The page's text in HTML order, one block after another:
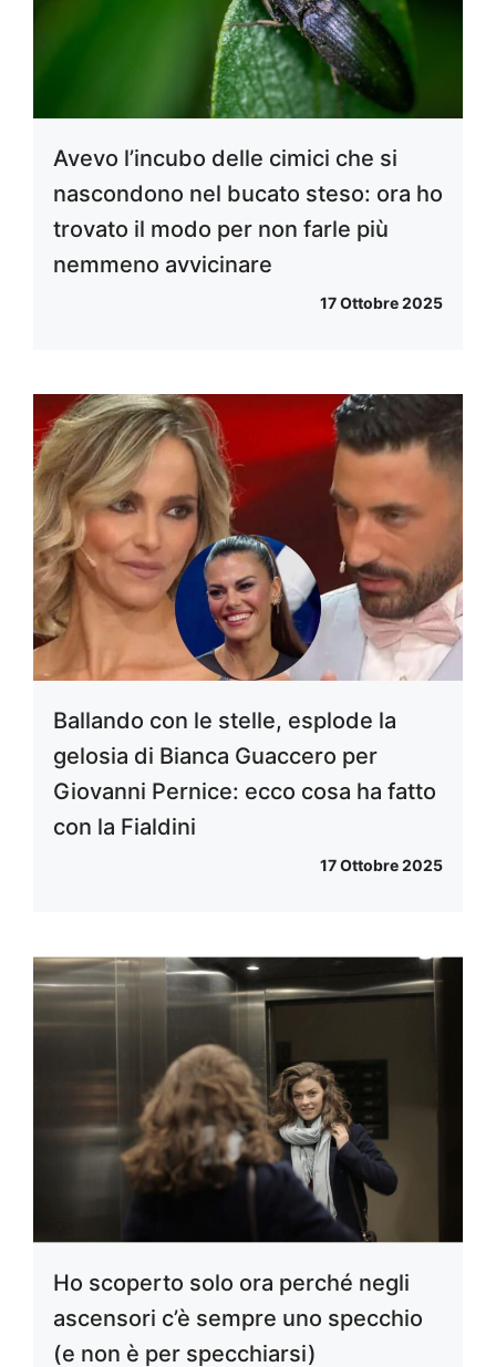
Avevo l’incubo delle cimici che si
nascondono nel bucato steso: ora ho
trovato il modo per non farle più
nemmeno avvicinare
17 Ottobre 2025
Ballando con le stelle, esplode la
gelosia di Bianca Guaccero per
Giovanni Pernice: ecco cosa ha fatto
con la Fialdini
17 Ottobre 2025
Ho scoperto solo ora perché negli
ascensori c’è sempre uno specchio
(e non è per specchiarsi)